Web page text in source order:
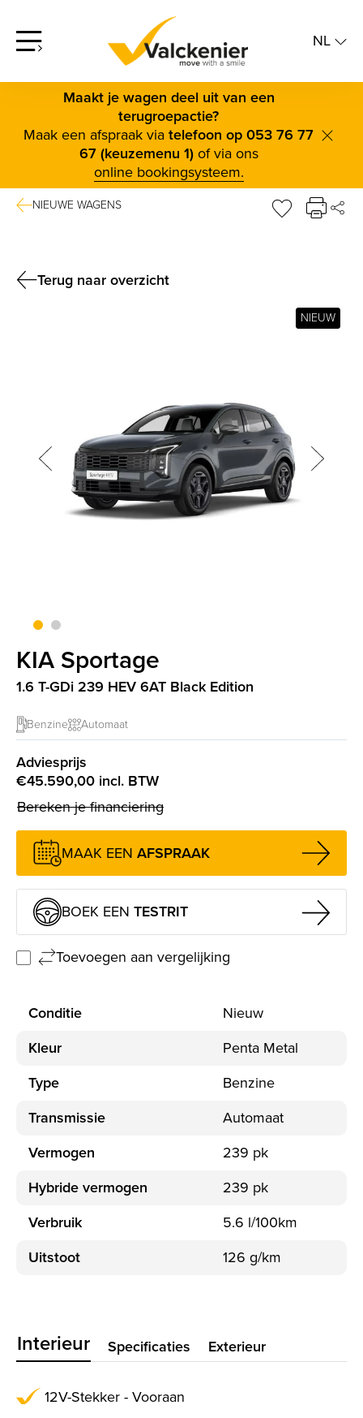
screenreader.open offcanvas menu
NL
Maakt je wagen deel uit van een
terugroepactie?
Maak een afspraak viatelefoon op 053 76 77
67 (keuzemenu 1)of via ons
online bookingsysteem.
NIEUWE WAGENS
Terug naar overzicht
NIEUW
KIA Sportage
1.6 T-GDi 239 HEV 6AT Black Edition
Benzine Automaat
Adviesprijs
€45.590,00 incl. BTW
Bereken je financiering
MAAK EEN AFSPRAAK
BOEK EEN TESTRIT
Toevoegen aan vergelijking
Conditie
Nieuw
Kleur
Penta Metal
Type
Benzine
Transmissie
Automaat
Vermogen
239 pk
Hybride vermogen
239 pk
Verbruik
5.6 l/100km
Uitstoot
126 g/km
Interieur Specificaties Exterieur
12V-Stekker - Vooraan